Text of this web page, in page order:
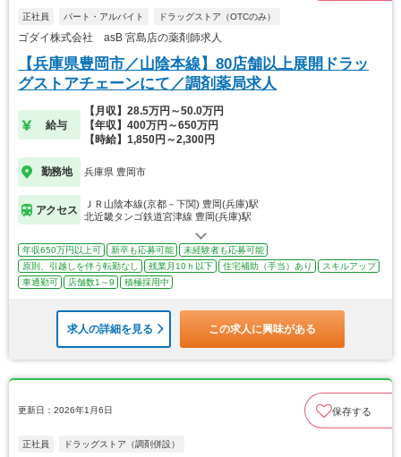
正社員 パート・アルバイト ドラッグストア（OTCのみ）
ゴダイ株式会社 asB 宮島店の薬剤師求人
【兵庫県豊岡市／山陰本線】80店舗以上展開ドラッ
グストアチェーンにて／調剤薬局求人
給与
【月収】28.5万円～50.0万円
【年収】400万円～650万円
【時給】1,850円～2,300円
勤務地 兵庫県 豊岡市
アクセス
ＪＲ山陰本線(京都－下関) 豊岡(兵庫)駅
北近畿タンゴ鉄道宮津線 豊岡(兵庫)駅
年収650万円以上可 新卒も応募可能
未経験者も応募可能
原則、引越しを伴う転勤なし
残業月10ｈ以下 住宅補助（手当）あり
スキルアップ
車通勤可
店舗数1～9 積極採用中
求人の詳細を見る この求人に興味がある
更新日：2026年1月6日 保存する
正社員 ドラッグストア（調剤併設）